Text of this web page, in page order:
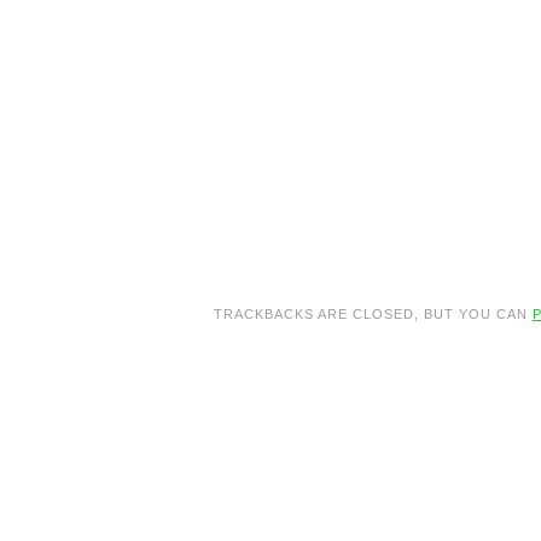
TRACKBACKS ARE CLOSED, BUT YOU CAN